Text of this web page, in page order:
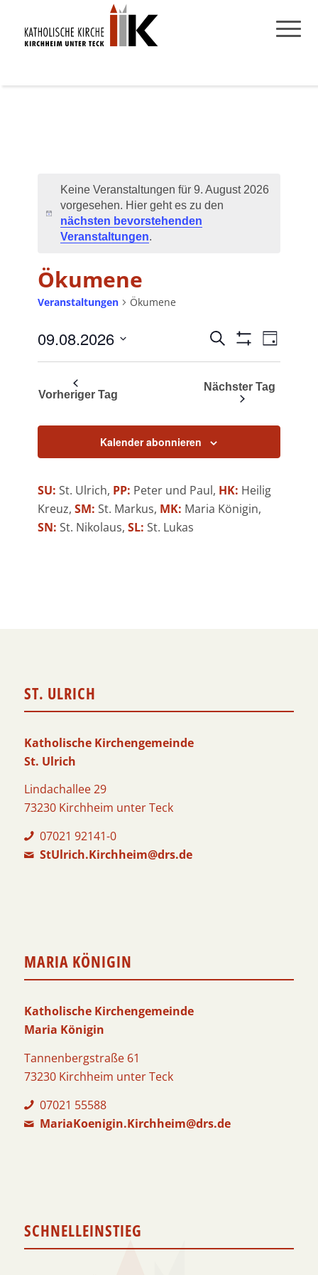
Hinweis
Keine Veranstaltungen für 9. August 2026
vorgesehen. Hier geht es zu den
nächsten bevorstehenden
Veranstaltungen.
Ökumene
Veranstaltungen Ökumene
Veranstaltungen
Suche
und
Ansichten,
Navigation
Suche Tag
09.08.2026
Datum
wählen.
Vorheriger Tag
Nächster Tag
Kalender abonnieren
SU: St. Ulrich, PP: Peter und Paul, HK: Heilig
Kreuz,SM: St. Markus, MK: Maria Königin,
SN: St. Nikolaus,SL: St. Lukas
ST. ULRICH
Katholische Kirchengemeinde
St. Ulrich
Lindachallee 29
73230 Kirchheim unter Teck
07021 92141-0
StUlrich.Kirchheim@drs.de
MARIA KÖNIGIN
Katholische Kirchengemeinde
Maria Königin
Tannenbergstraße 61
73230 Kirchheim unter Teck
07021 55588
MariaKoenigin.Kirchheim@drs.de
SCHNELLEINSTIEG